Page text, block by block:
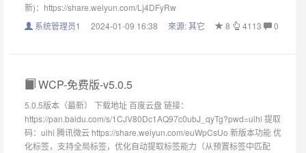
新)：https://share.weiyun.com/Lj4DFyRw
系统管理员1
2024-01-09 16:38 來源:其它 8 4113 0
WCP-免费版-v5.0.5
5.0.5版本（最新） 下载地址 百度云盘 链接：
https://pan.baidu.com/s/1CJV80Dc1AQ97c0ubJ_qyTg?pwd=uihi 提取
码：uihi 腾讯微云 https://share.weiyun.com/euWpCsUo 新版本功能 优
化标签，支持全局标签，优化自动提取标签能力（从预置标签中匹配